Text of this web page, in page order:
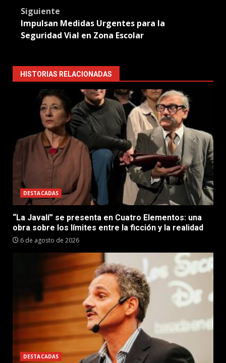
Siguiente
Impulsan Medidas Urgentes para la
Seguridad Vial en Zona Escolar
HISTORIAS RELACIONADAS
DESTACADAS
“La Javalí” se presenta en Cuatro Elementos: una
obra sobre los límites entre la ficción y la realidad
6 de agosto de 2026
DESTACADAS